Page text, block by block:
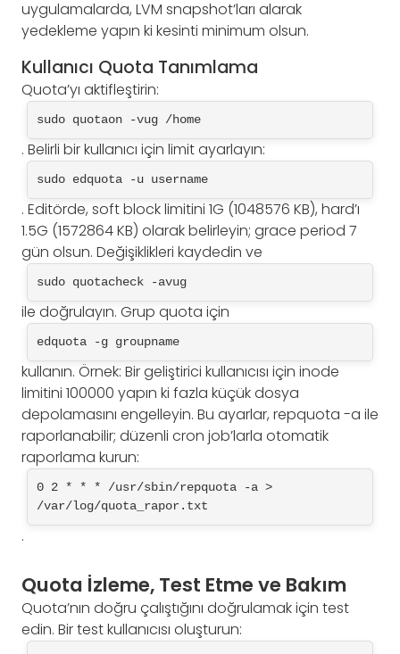
uygulamalarda, LVM snapshot’ları alarak
yedekleme yapın ki kesinti minimum olsun.
Kullanıcı Quota Tanımlama
Quota’yı aktifleştirin:
sudo quotaon -vug /home
. Belirli bir kullanıcı için limit ayarlayın:
sudo edquota -u username
. Editörde, soft block limitini 1G (1048576 KB), hard’ı
1.5G (1572864 KB) olarak belirleyin; grace period 7
gün olsun. Değişiklikleri kaydedin ve
sudo quotacheck -avug
ile doğrulayın. Grup quota için
edquota -g groupname
kullanın. Örnek: Bir geliştirici kullanıcısı için inode
limitini 100000 yapın ki fazla küçük dosya
depolamasını engelleyin. Bu ayarlar, repquota -a ile
raporlanabilir; düzenli cron job’larla otomatik
raporlama kurun:
0 2 * * * /usr/sbin/repquota -a >
/var/log/quota_rapor.txt
.
Quota İzleme, Test Etme ve Bakım
Quota’nın doğru çalıştığını doğrulamak için test
edin. Bir test kullanıcısı oluşturun: